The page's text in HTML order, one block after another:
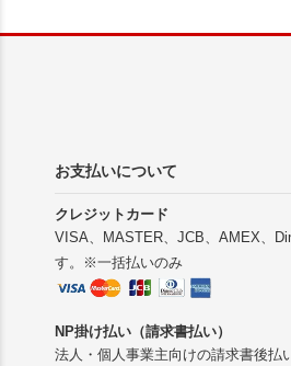
お支払いについて
クレジットカード
VISA、MASTER、JCB、AMEX、
す。※一括払いのみ
NP掛け払い（請求書払い）
法人・個人事業主向けの請求書後払